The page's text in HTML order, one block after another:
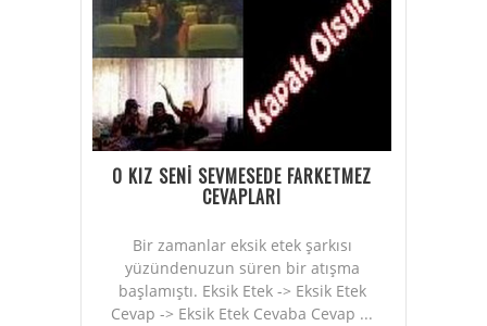
O KIZ SENİ SEVMESEDE FARKETMEZ
CEVAPLARI
Bir zamanlar eksik etek şarkısı
yüzündenuzun süren bir atışma
başlamıştı. Eksik Etek -> Eksik Etek
Cevap -> Eksik Etek Cevaba Cevap ...